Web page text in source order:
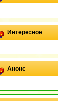
Интересное
Анонс